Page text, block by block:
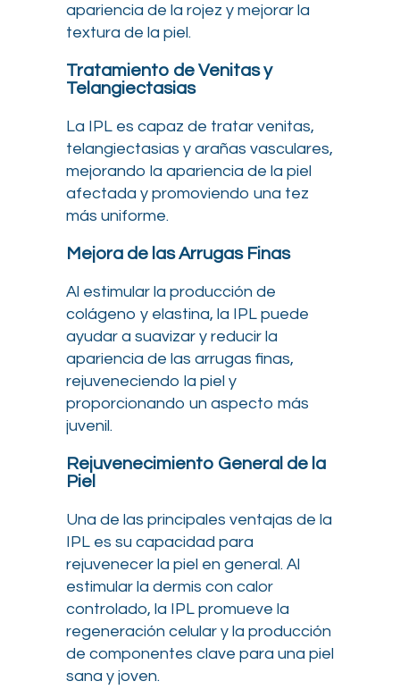
apariencia de la rojez y mejorar la
textura de la piel.
Tratamiento de Venitas y
Telangiectasias
La IPL es capaz de tratar venitas,
telangiectasias y arañas vasculares,
mejorando la apariencia de la piel
afectada y promoviendo una tez
más uniforme.
Mejora de las Arrugas Finas
Al estimular la producción de
colágeno y elastina, la IPL puede
ayudar a suavizar y reducir la
apariencia de las arrugas finas,
rejuveneciendo la piel y
proporcionando un aspecto más
juvenil.
Rejuvenecimiento General de la
Piel
Una de las principales ventajas de la
IPL es su capacidad para
rejuvenecer la piel en general. Al
estimular la dermis con calor
controlado, la IPL promueve la
regeneración celular y la producción
de componentes clave para una piel
sana y joven.